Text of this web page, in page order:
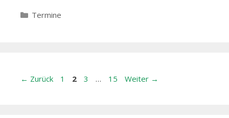
Kategorien
Termine
Beitrags-
← Zurück Seite
1 Seite
2 Seite
3 … Seite
15 Weiter →